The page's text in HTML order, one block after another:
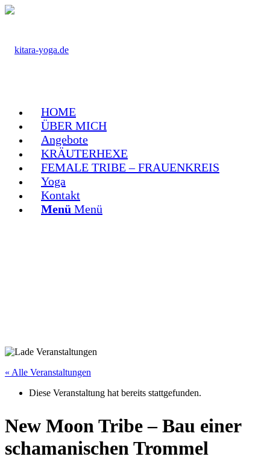
HOME
ÜBER MICH
Angebote
KRÄUTERHEXE
FEMALE TRIBE – FRAUENKREIS
Yoga
Kontakt
Menü Menü
« Alle Veranstaltungen
Diese Veranstaltung hat bereits stattgefunden.
New Moon Tribe – Bau einer
schamanischen Trommel